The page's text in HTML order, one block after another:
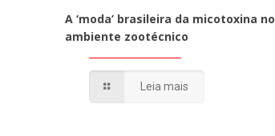
A ‘moda’ brasileira da micotoxina no
ambiente zootécnico
Leia mais